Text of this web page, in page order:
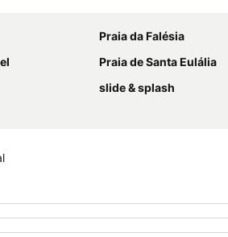
Praia da Falésia
Praia de Santa Eulália
slide & splash